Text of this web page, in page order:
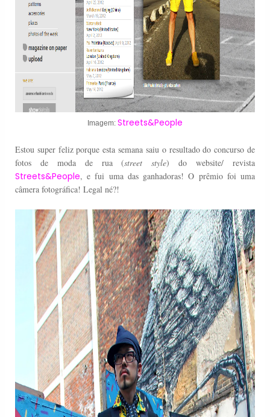
Imagem: Streets&People
Estou super feliz porque esta semana saiu o resultado do concurso de
fotos de moda de rua (street style) do website/ revista
Streets&People, e fui uma das ganhadoras! O prêmio foi uma
câmera fotográfica! Legal né?!